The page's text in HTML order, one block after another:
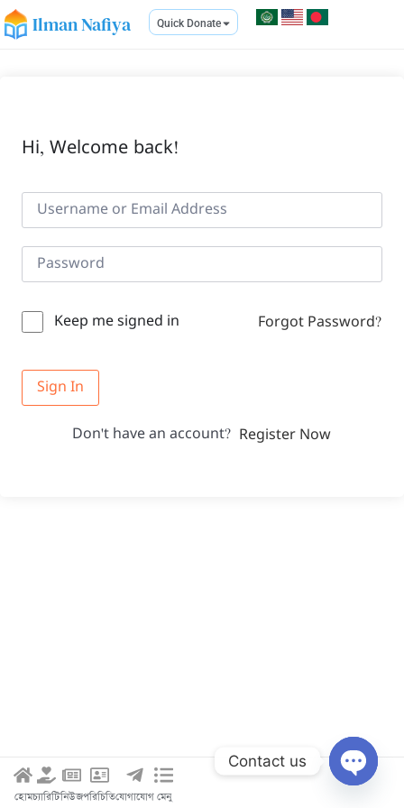
Ilman Nafiya Quick Donate
Hi, Welcome back!
Keep me signed in Forgot Password?
Sign In
Don't have an account? Register Now
হোমচ্যারিটিনিউজপরিচিতিযোগাযোগ মেনু
Contact us